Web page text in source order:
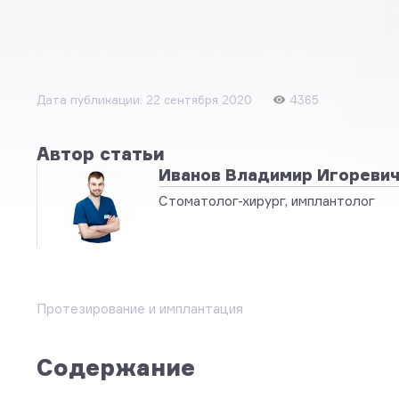
Дата публикации: 22 сентября 2020 4365
Автор статьи
Иванов Владимир Игоревич
Стоматолог-хирург, имплантолог
Протезирование и имплантация
Содержание